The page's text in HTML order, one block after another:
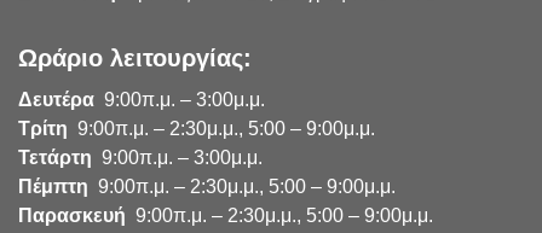
Ωράριο λειτουργίας:
Δευτέρα 9:00π.μ. – 3:00μ.μ.
Τρίτη 9:00π.μ. – 2:30μ.μ., 5:00 – 9:00μ.μ.
Τετάρτη 9:00π.μ. – 3:00μ.μ.
Πέμπτη 9:00π.μ. – 2:30μ.μ., 5:00 – 9:00μ.μ.
Παρασκευή 9:00π.μ. – 2:30μ.μ., 5:00 – 9:00μ.μ.